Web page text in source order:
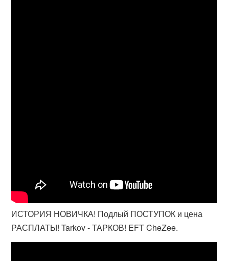
ИСТОРИЯ НОВИЧКА! Подлый ПОСТУПОК и цена
РАСПЛАТЫ! Tarkov - ТАРКОВ! EFT CheZee.